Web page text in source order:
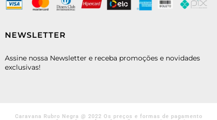
NEWSLETTER
Assine nossa Newsletter e receba promoções e novidades
exclusivas!
Caravana Rubro Negra @ 2022 Os preços e formas de pagamento